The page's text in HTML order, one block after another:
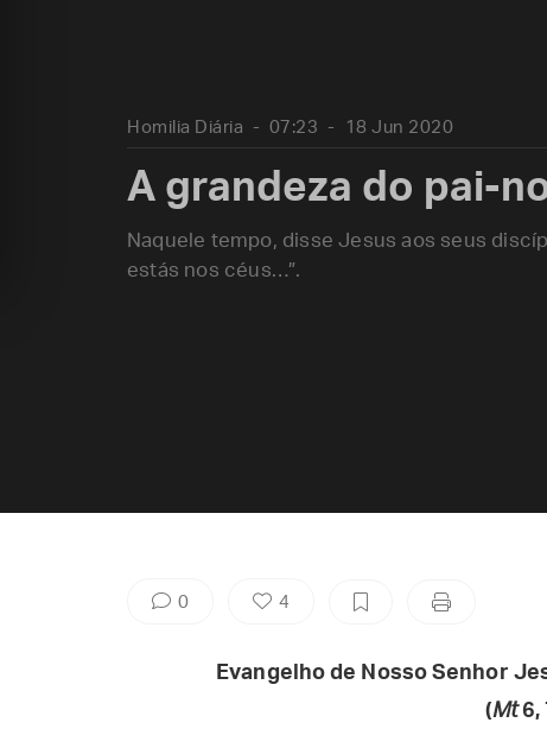
Homilia Diária 07:23 18 Jun 2020
A grandeza do pai-
Naquele tempo, disse Jesus aos seus
estás nos céus…”.
0 4
Evangelho de Nosso Senhor
(Mt6,